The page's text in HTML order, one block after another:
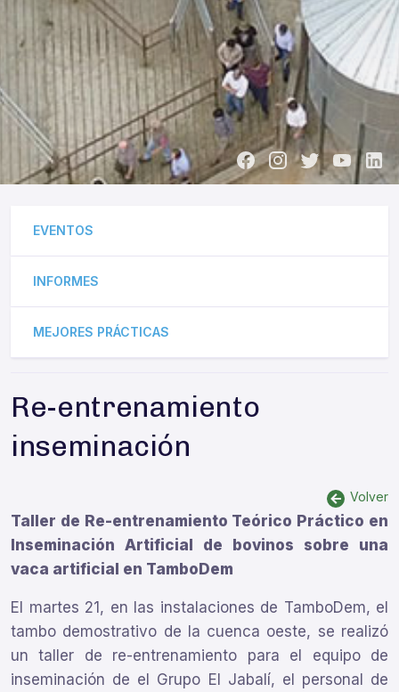
EVENTOS
INFORMES
MEJORES PRÁCTICAS
Re-entrenamiento
inseminación
Volver
Taller de Re-entrenamiento Teórico Práctico en
Inseminación Artificial de bovinos sobre una
vaca artificial en TamboDem
El martes 21, en las instalaciones de TamboDem, el
tambo demostrativo de la cuenca oeste, se realizó
un taller de re-entrenamiento para el equipo de
inseminación de el Grupo El Jabalí, el personal de